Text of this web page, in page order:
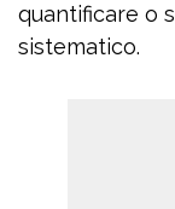
quantificare o
sistematico.